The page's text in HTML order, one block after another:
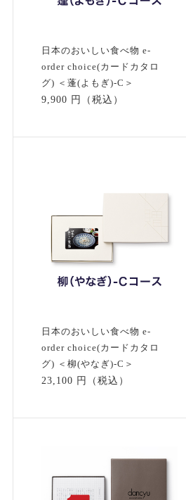
日本のおいしい食べ物 e-
order choice(カードカタロ
グ) ＜蓬(よもぎ)-C＞
9,900 円（税込）
日本のおいしい食べ物 e-
order choice(カードカタロ
グ) ＜柳(やなぎ)-C＞
23,100 円（税込）